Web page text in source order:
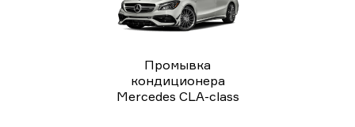
Промывка
кондиционера
Mercedes CLA-class